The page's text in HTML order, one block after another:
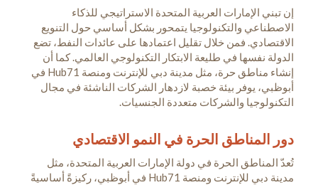
إن تبني الإمارات العربية المتحدة الاستراتيجي للذكاء
الاصطناعي والتكنولوجيا يتمحور بشكل أساسي حول التنويع
الاقتصادي. فمن خلال تقليل اعتمادها على عائدات النفط، تضع
الدولة نفسها في طليعة الابتكار التكنولوجي العالمي. كما أن
إنشاء مناطق حرة، مثل مدينة دبي للإنترنت ومنصة Hub71 في
أبوظبي، يوفر بيئة خصبة لازدهار الشركات الناشئة في مجال
التكنولوجيا والشركات متعددة الجنسيات.
دور المناطق الحرة في النمو الاقتصادي
تُعدّ المناطق الحرة في دولة الإمارات العربية المتحدة، مثل
مدينة دبي للإنترنت ومنصة Hub71 في أبوظبي، ركيزةً أساسيةً